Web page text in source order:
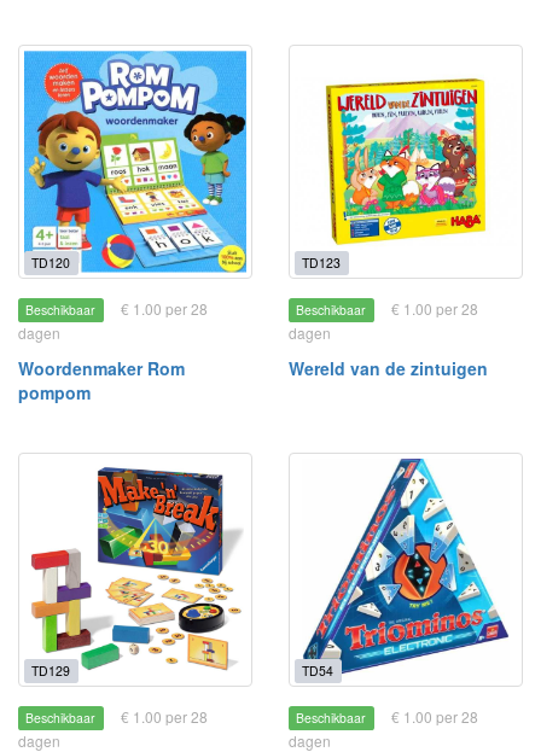
TD120
Beschikbaar
€ 1.00 per 28
dagen
Woordenmaker Rom
pompom
TD123
Beschikbaar
€ 1.00 per 28
dagen
Wereld van de zintuigen
TD129
Beschikbaar
€ 1.00 per 28
dagen
TD54
Beschikbaar
€ 1.00 per 28
dagen